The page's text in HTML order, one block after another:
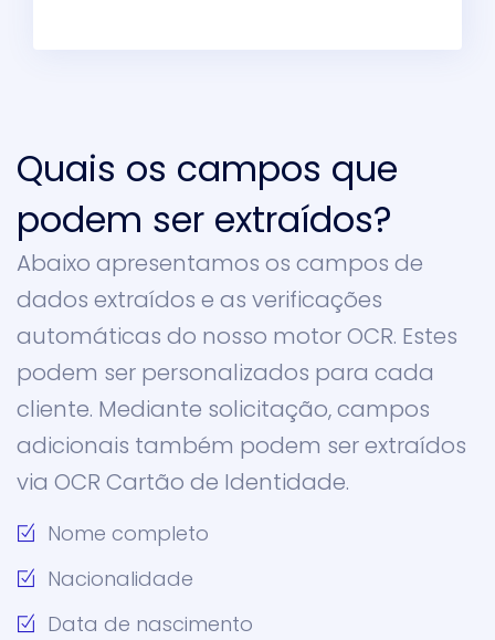
Quais os campos que
podem ser extraídos?
Abaixo apresentamos os campos de
dados extraídos e as verificações
automáticas do nosso motor OCR. Estes
podem ser personalizados para cada
cliente. Mediante solicitação, campos
adicionais também podem ser extraídos
via OCR Cartão de Identidade.
Nome completo
Nacionalidade
Data de nascimento